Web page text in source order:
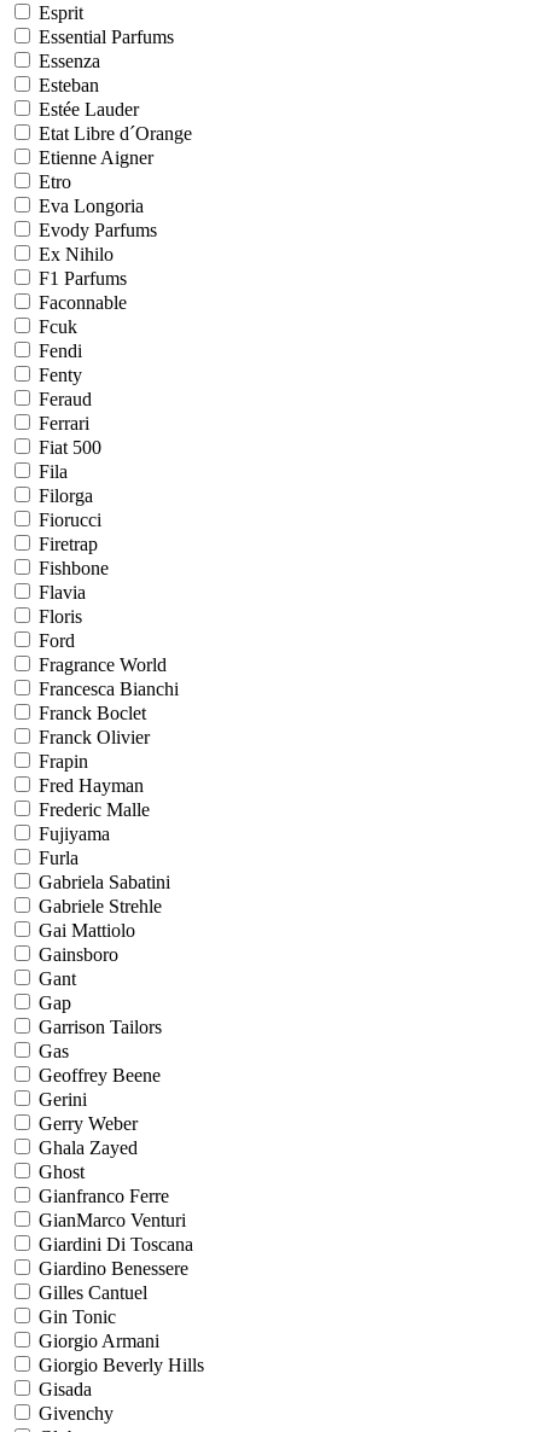
Esprit
Essential Parfums
Essenza
Esteban
Estée Lauder
Etat Libre d´Orange
Etienne Aigner
Etro
Eva Longoria
Evody Parfums
Ex Nihilo
F1 Parfums
Faconnable
Fcuk
Fendi
Fenty
Feraud
Ferrari
Fiat 500
Fila
Filorga
Fiorucci
Firetrap
Fishbone
Flavia
Floris
Ford
Fragrance World
Francesca Bianchi
Franck Boclet
Franck Olivier
Frapin
Fred Hayman
Frederic Malle
Fujiyama
Furla
Gabriela Sabatini
Gabriele Strehle
Gai Mattiolo
Gainsboro
Gant
Gap
Garrison Tailors
Gas
Geoffrey Beene
Gerini
Gerry Weber
Ghala Zayed
Ghost
Gianfranco Ferre
GianMarco Venturi
Giardini Di Toscana
Giardino Benessere
Gilles Cantuel
Gin Tonic
Giorgio Armani
Giorgio Beverly Hills
Gisada
Givenchy